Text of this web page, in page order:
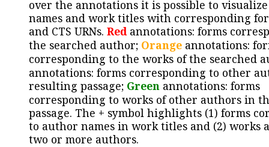
over the annotations it is possible to
names and work titles with corresponding
and CTS URNs. Redannotations: forms
the searched author; Orange annotations:
corresponding to the works of the searched
annotations: forms corresponding to other
resulting passage; Green annotations: forms
corresponding to works of other authors in
passage. The + symbol highlights (1) forms
to author names in work titles and (2) works
two or more authors.